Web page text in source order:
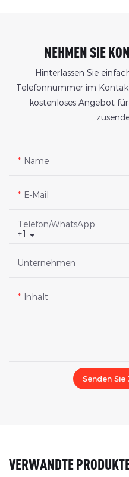
NEHMEN SIE
Hinterlassen Sie
Telefonnummer im
kostenloses Angebot
Name
E-Mail
+1
Telefon/WhatsApp
Unternehmen
Inhalt
Senden
VERWANDTE